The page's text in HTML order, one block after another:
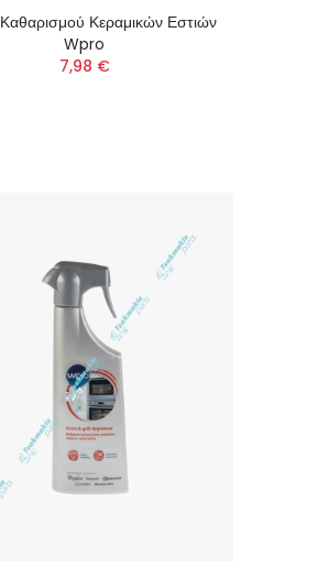
Κεραμικών Εστιών
Wpro
7,98 €